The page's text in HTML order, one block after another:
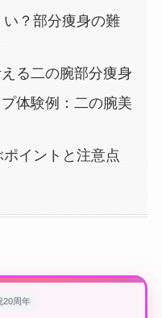
？部分痩身の難
る二の腕部分痩身
体験例：二の腕美
イントと注意点
20周年